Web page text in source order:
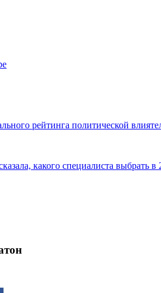
рейтинга политической
какого специалиста выбрать в